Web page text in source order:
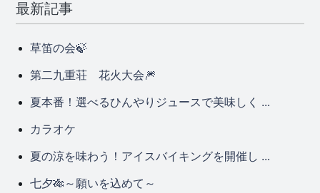
最新記事
草笛の会🍃
第二九重荘 花火大会🎆
夏本番！選べるひんやりジュースで美味しく ...
カラオケ
夏の涼を味わう！アイスバイキングを開催し ...
七夕🎋～願いを込めて～